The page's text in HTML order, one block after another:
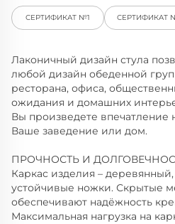
СЕРТИФИКАТ №1 СЕРТИФИКАТ
Лаконичный дизайн стула
любой дизайн обеденной
ресторана, офиса,
ожидания и домашних
Вы произведете впечатление
Ваше заведение или дом.
ПРОЧНОСТЬ И
Каркас изделия –
устойчивые ножки. Скрытые
обеспечивают надёжность
Максимальная нагрузка на